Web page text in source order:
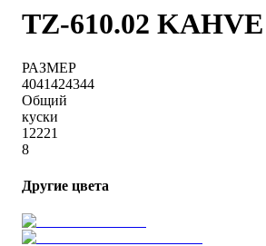
TZ-610.02 KAHVE
РАЗМЕР
4041424344
Общий
куски
12221
8
Другие цвета